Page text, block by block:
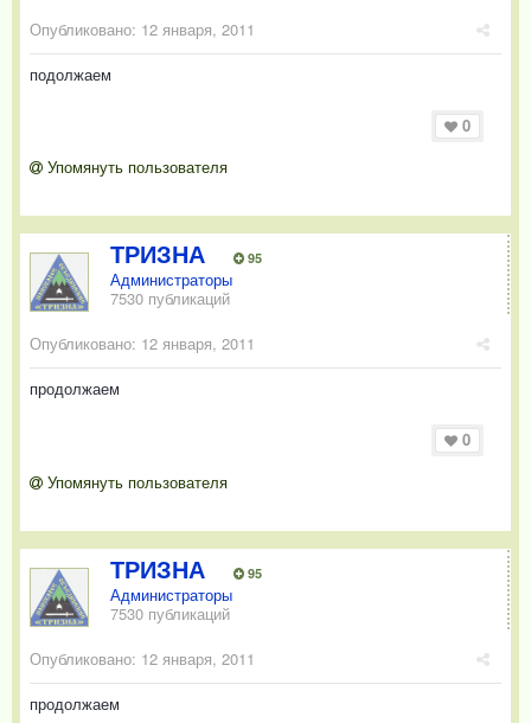
Опубликовано: 12 января, 2011
подолжаем
0
Упомянуть пользователя
ТРИЗНА 95
Администраторы
7530 публикаций
Опубликовано: 12 января, 2011
продолжаем
0
Упомянуть пользователя
ТРИЗНА 95
Администраторы
7530 публикаций
Опубликовано: 12 января, 2011
продолжаем